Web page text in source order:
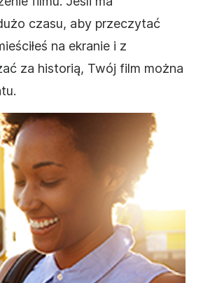
czasu, aby przeczytać
na ekranie i z
za historią, Twój film można